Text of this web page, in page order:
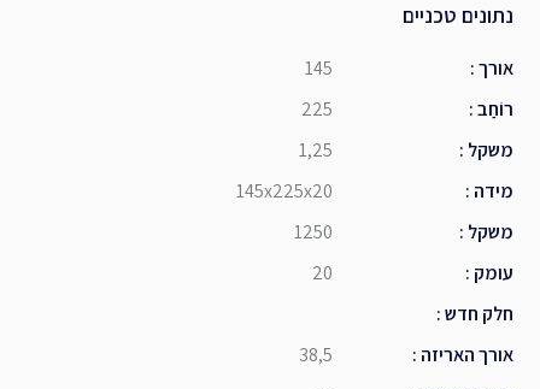
נתונים טכניים
145 :אורך
225
:רוֹחַב
1,25
: משקל
145x225x20
: מידה
1250
: משקל
20
: עומק
:חלק חדש
38,5
: אורך האריזה